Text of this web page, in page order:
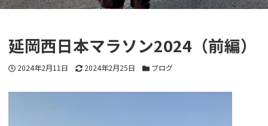
延岡西日本マラソン2024（前編）
投稿日
2024年2月11日 更新日
2024年2月25日 カテゴリー
ブログ